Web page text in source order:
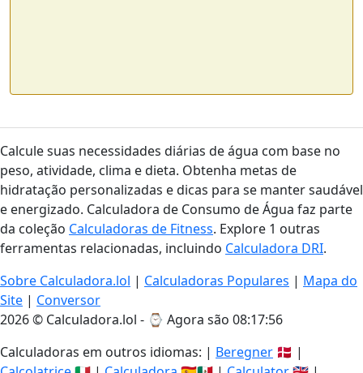
Calcule suas necessidades diárias de água com base no
peso, atividade, clima e dieta. Obtenha metas de
hidratação personalizadas e dicas para se manter saudável
e energizado. Calculadora de Consumo de Água faz parte
da coleção Calculadoras de Fitness. Explore 1 outras
ferramentas relacionadas, incluindo Calculadora DRI.
Sobre Calculadora.lol | Calculadoras Populares | Mapa do
Site | Conversor
2026 © Calculadora.lol - ⌚ Agora são 08:17:56
Calculadoras em outros idiomas: | Beregner 🇩🇰 |